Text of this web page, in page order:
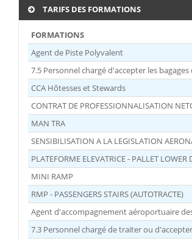
TARIFS DES FORMATIONS
FORMATIONS
Agent de Piste Polyvalent
7.5 Personnel chargé d'accepter les
CCA Hôtesses et Stewards
CONTRAT DE PROFESSIONNALISATION
MAN TRA
SENSIBILISATION A LA LEGISLATION
PLATEFORME ELEVATRICE - PALLET LOWER
MINI RAMP
RMP - PASSENGERS STAIRS (AUTOTRACTE)
Agent d'accompagnement aéroportuaire
7.3 Personnel chargé de traiter ou